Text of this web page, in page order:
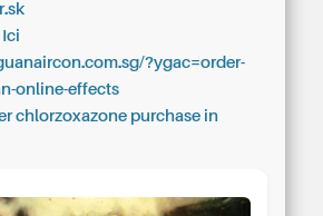
?ygac=order-
online-effects
chlorzoxazone purchase in